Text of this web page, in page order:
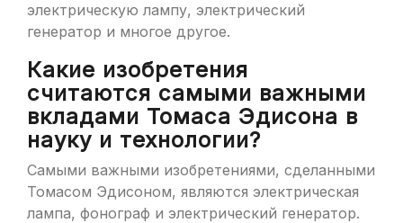
электрическую лампу, электрический
генератор и многое другое.
Какие изобретения
считаются самыми важными
вкладами Томаса Эдисона в
науку и технологии?
Самыми важными изобретениями, сделанными
Томасом Эдисоном, являются электрическая
лампа, фонограф и электрический генератор.